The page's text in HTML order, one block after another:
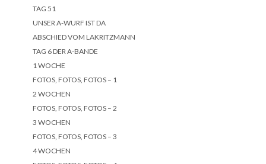
TAG 51
UNSER A-WURF IST DA
ABSCHIED VOM LAKRITZMANN
TAG 6 DER A-BANDE
1 WOCHE
FOTOS, FOTOS, FOTOS – 1
2 WOCHEN
FOTOS, FOTOS, FOTOS – 2
3 WOCHEN
FOTOS, FOTOS, FOTOS – 3
4 WOCHEN